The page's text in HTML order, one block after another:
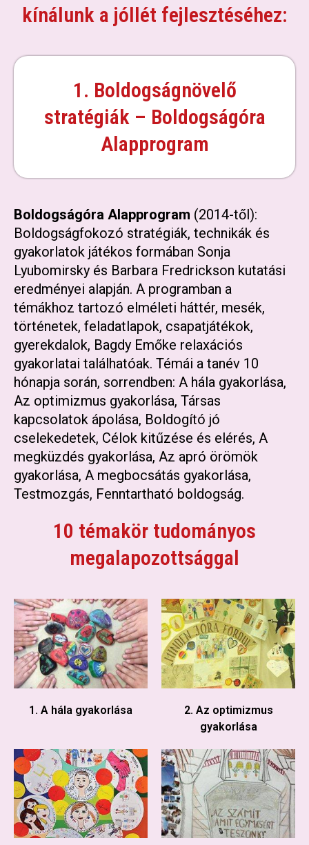
kínálunk a jóllét fejlesztéséhez:
1. Boldogságnövelő
stratégiák – Boldogságóra
Alapprogram
Boldogságóra Alapprogram (2014-től):
Boldogságfokozó stratégiák, technikák és
gyakorlatok játékos formában Sonja
Lyubomirsky és Barbara Fredrickson kutatási
eredményei alapján. A programban a
témákhoz tartozó elméleti háttér, mesék,
történetek, feladatlapok, csapatjátékok,
gyerekdalok, Bagdy Emőke relaxációs
gyakorlatai találhatóak. Témái a tanév 10
hónapja során, sorrendben: A hála gyakorlása,
Az optimizmus gyakorlása, Társas
kapcsolatok ápolása, Boldogító jó
cselekedetek, Célok kitűzése és elérés, A
megküzdés gyakorlása, Az apró örömök
gyakorlása, A megbocsátás gyakorlása,
Testmozgás, Fenntartható boldogság.
10 témakör tudományos
megalapozottsággal
1. A hála gyakorlása
2. Az optimizmus
gyakorlása